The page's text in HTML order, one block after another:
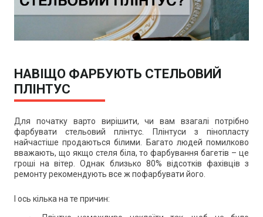
НАВІЩО ФАРБУЮТЬ СТЕЛЬОВИЙ
ПЛІНТУС
Для початку варто вирішити, чи вам взагалі потрібно
фарбувати стельовий плінтус. Плінтуси з пінопласту
найчастіше продаються білими. Багато людей помилково
вважають, що якщо стеля біла, то фарбування багетів – це
гроші на вітер. Однак близько 80% відсотків фахівців з
ремонту рекомендують все ж пофарбувати його.
І ось кілька на те причин: